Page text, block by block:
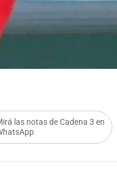
las notas de Cadena 3 en